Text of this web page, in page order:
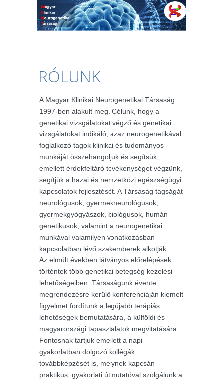
RÓLUNK
A Magyar Klinikai Neurogenetikai Társaság
1997-ben alakult meg. Célunk, hogy a
genetikai vizsgálatokat végző és genetikai
vizsgálatokat indikáló, azaz neurogenetikával
foglalkozó tagok klinikai és tudományos
munkáját összehangoljuk és segítsük,
emellett érdekfeltáró tevékenységet végzünk,
segítjük a hazai és nemzetközi egészségügyi
kapcsolatok fejlesztését. A Társaság tagságát
neurológusok, gyermekneurológusok,
gyermekgyógyászok, biológusok, humán
genetikusok, valamint a neurogenetikai
munkával valamilyen vonatkozásban
kapcsolatban lévő szakemberek alkotják.
Az elmúlt években látványos előrelépések
történtek több genetikai betegség kezelési
lehetőségeiben. Társaságunk évente
megrendezésre kerülő konferenciáján kiemelt
figyelmet fordítunk a legújabb terápiás
lehetőségek bemutatására, a külföldi és
magyarországi tapasztalatok megvitatására.
Fontosnak tartjuk emellett a napi
gyakorlatban dolgozó kollégák
továbbképzését is, melynek kapcsán
praktikus, gyakorlati útmutatóval szolgálunk a